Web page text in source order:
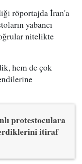
röportajda İran'a
yabancı
nitelikte
hem de çok
protestoculara
itiraf